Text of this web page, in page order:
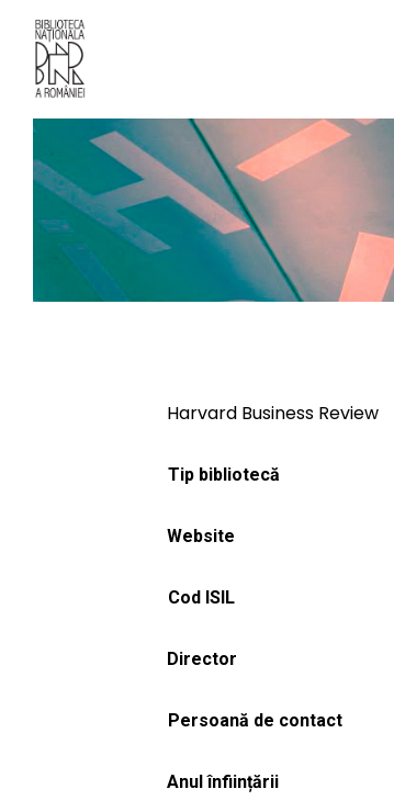
Harvard Business Review
Tip bibliotecă
Website
Cod ISIL
Director
Persoană de contact
Anul înființării